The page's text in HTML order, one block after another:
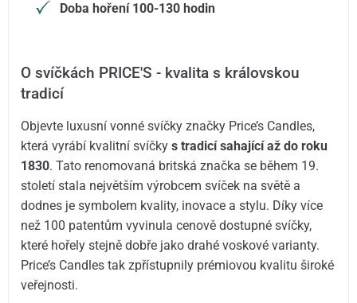
Doba hoření 100-130 hodin
O svíčkách PRICE'S - kvalita s královskou
tradicí
Objevte luxusní vonné svíčky značky Price’s Candles,
která vyrábí kvalitní svíčkys tradicí sahající až do roku
1830. Tato renomovaná britská značka se během 19.
století stala největším výrobcem svíček na světě a
dodnes je symbolem kvality, inovace a stylu. Díky více
než 100 patentům vyvinula cenově dostupné svíčky,
které hořely stejně dobře jako drahé voskové varianty.
Price’s Candles tak zpřístupnily prémiovou kvalitu široké
veřejnosti.